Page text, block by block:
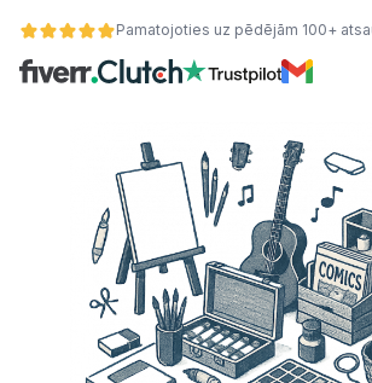
Pamatojoties uz pēdējām 100+